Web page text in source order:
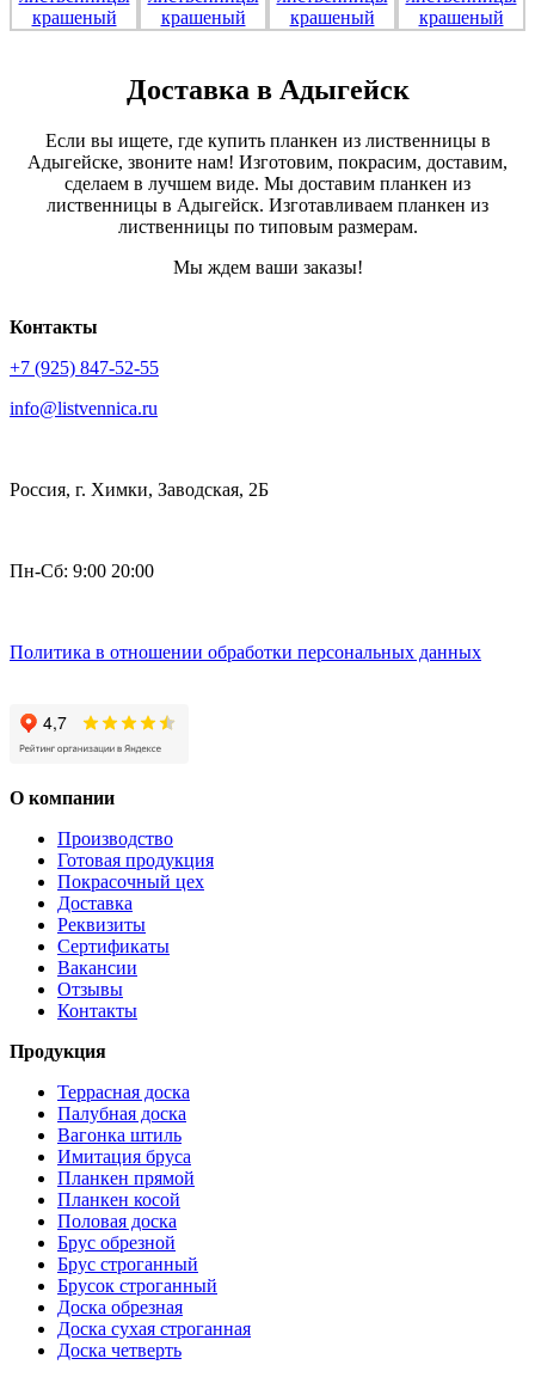
Доставка в Адыгейск
Если вы ищете, где купить планкен из лиственницы в
Адыгейске, звоните нам! Изготовим, покрасим, доставим,
сделаем в лучшем виде. Мы доставим планкен из
лиственницы в Адыгейск. Изготавливаем планкен из
лиственницы по типовым размерам.
Мы ждем ваши заказы!
Контакты
+7 (925) 847-52-55
info@listvennica.ru
Россия, г. Химки, Заводская, 2Б
Пн-Сб: 9:00 20:00
Политика в отношении обработки персональных данных
О компании
Производство
Готовая продукция
Покрасочный цех
Доставка
Реквизиты
Сертификаты
Вакансии
Отзывы
Контакты
Продукция
Террасная доска
Палубная доска
Вагонка штиль
Имитация бруса
Планкен прямой
Планкен косой
Половая доска
Брус обрезной
Брус строганный
Брусок строганный
Доска обрезная
Доска сухая строганная
Доска четверть